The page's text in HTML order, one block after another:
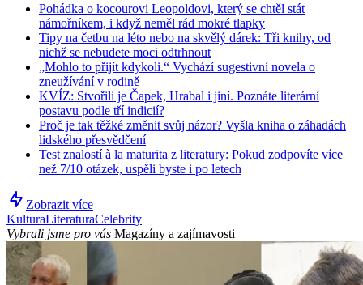
Pohádka o kocourovi Leopoldovi, který se chtěl stát
námořníkem, i když neměl rád mokré tlapky
Tipy na četbu na léto nebo na skvělý dárek: Tři knihy, od
nichž se nebudete moci odtrhnout
„Mohlo to přijít kdykoli.“ Vychází sugestivní novela o
zneužívání v rodině
KVÍZ: Stvořili je Čapek, Hrabal i jiní. Poznáte literární
postavu podle tří indicií?
Proč je tak těžké změnit svůj názor? Vyšla kniha o záhadách
lidského přesvědčení
Test znalostí à la maturita z literatury: Pokud zodpovíte více
než 7/10 otázek, uspěli byste i po letech
Zobrazit více
KulturaLiteraturaCelebrity
Vybrali jsme pro vás Magazíny a zajímavosti